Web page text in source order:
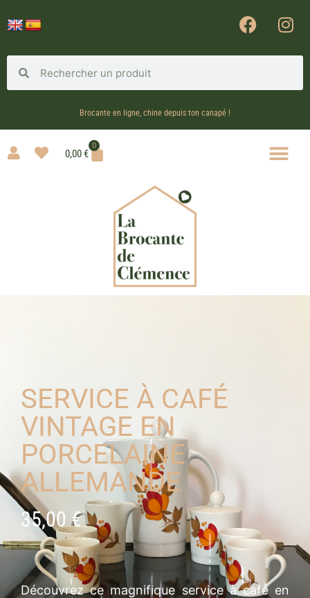
Brocante en ligne, chine depuis ton canapé !
0,00€
0
SERVICE À CAFÉ
VINTAGE EN
PORCELAINE
ALLEMANDE
35,00€
Découvrez ce magnifique service à café en